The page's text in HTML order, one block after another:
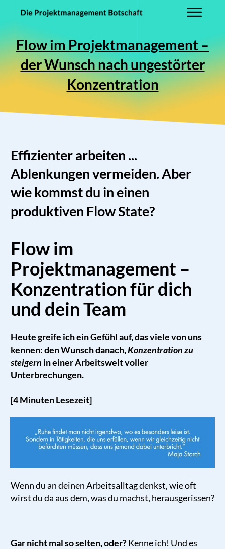
Flow im Projektmanagement –
der Wunsch nach ungestörter
Konzentration
Effizienter arbeiten ...
Ablenkungen vermeiden. Aber
wie kommst du in einen
produktiven Flow State?
Flow im
Projektmanagement –
Konzentration für dich
und dein Team
Heute greife ich ein Gefühl auf, das viele von uns
kennen: den Wunsch danach,Konzentration zu
steigern in einer Arbeitswelt voller
Unterbrechungen.
[4 Minuten Lesezeit]
Wenn du an deinen Arbeitsalltag denkst, wie oft
wirst du da aus dem, was du machst, herausgerissen?
Gar nicht mal so selten, oder?Kenne ich! Und es